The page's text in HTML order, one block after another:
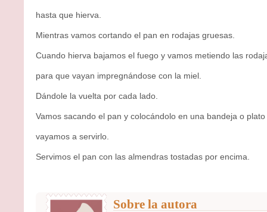
hasta que hierva.
Mientras vamos cortando el pan en rodajas gruesas.
Cuando hierva bajamos el fuego y vamos metiendo las
para que vayan impregnándose con la miel.
Dándole la vuelta por cada lado.
Vamos sacando el pan y colocándolo en una bandeja o
vayamos a servirlo.
Servimos el pan con las almendras tostadas por encima.
Sobre la autora